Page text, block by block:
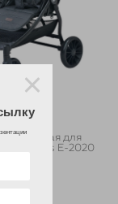
для
Twins E-2020